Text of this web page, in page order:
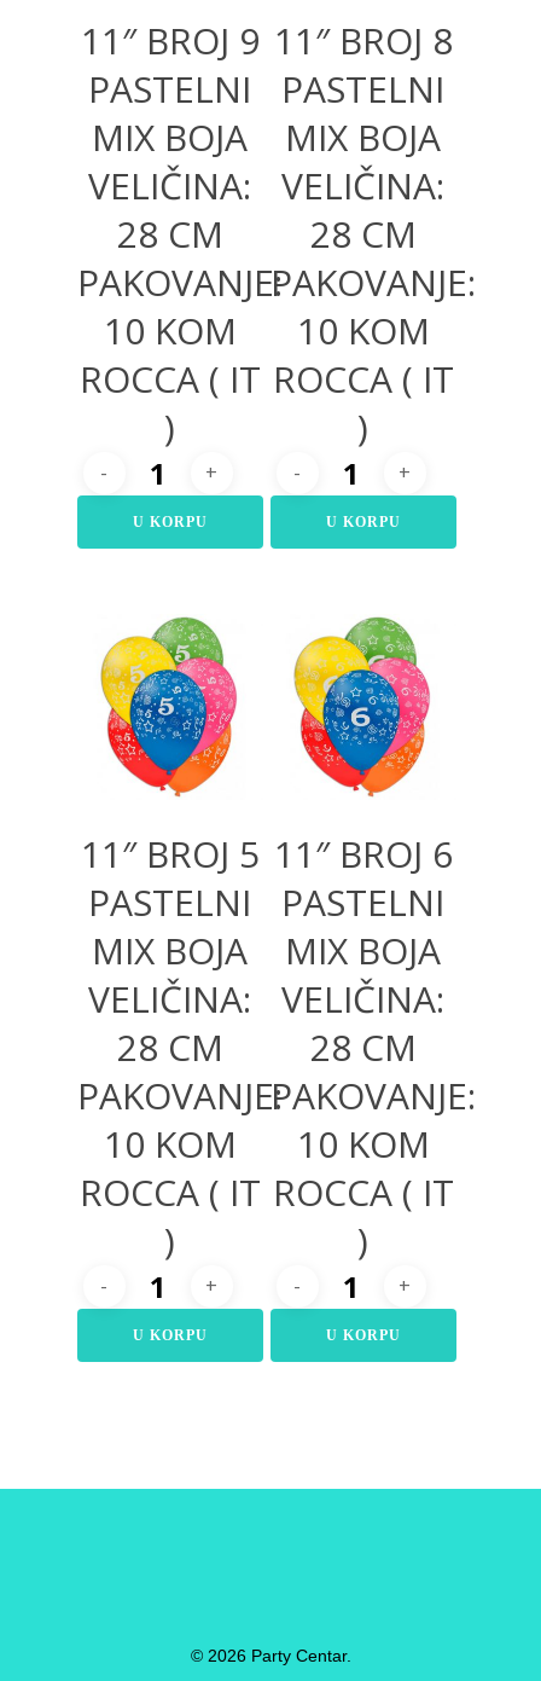
11″ BROJ 9
PASTELNI
MIX BOJA
VELIČINA:
28 CM
PAKOVANJE:
10 KOM
ROCCA ( IT
)
U KORPU
11″ BROJ 8
PASTELNI
MIX BOJA
VELIČINA:
28 CM
PAKOVANJE:
10 KOM
ROCCA ( IT
)
U KORPU
300,00RSD
11″ BROJ 5
PASTELNI
MIX BOJA
VELIČINA:
28 CM
PAKOVANJE:
10 KOM
ROCCA ( IT
)
U KORPU
300,00RSD
11″ BROJ 6
PASTELNI
MIX BOJA
VELIČINA:
28 CM
PAKOVANJE:
10 KOM
ROCCA ( IT
)
U KORPU
© 2026 Party Centar.